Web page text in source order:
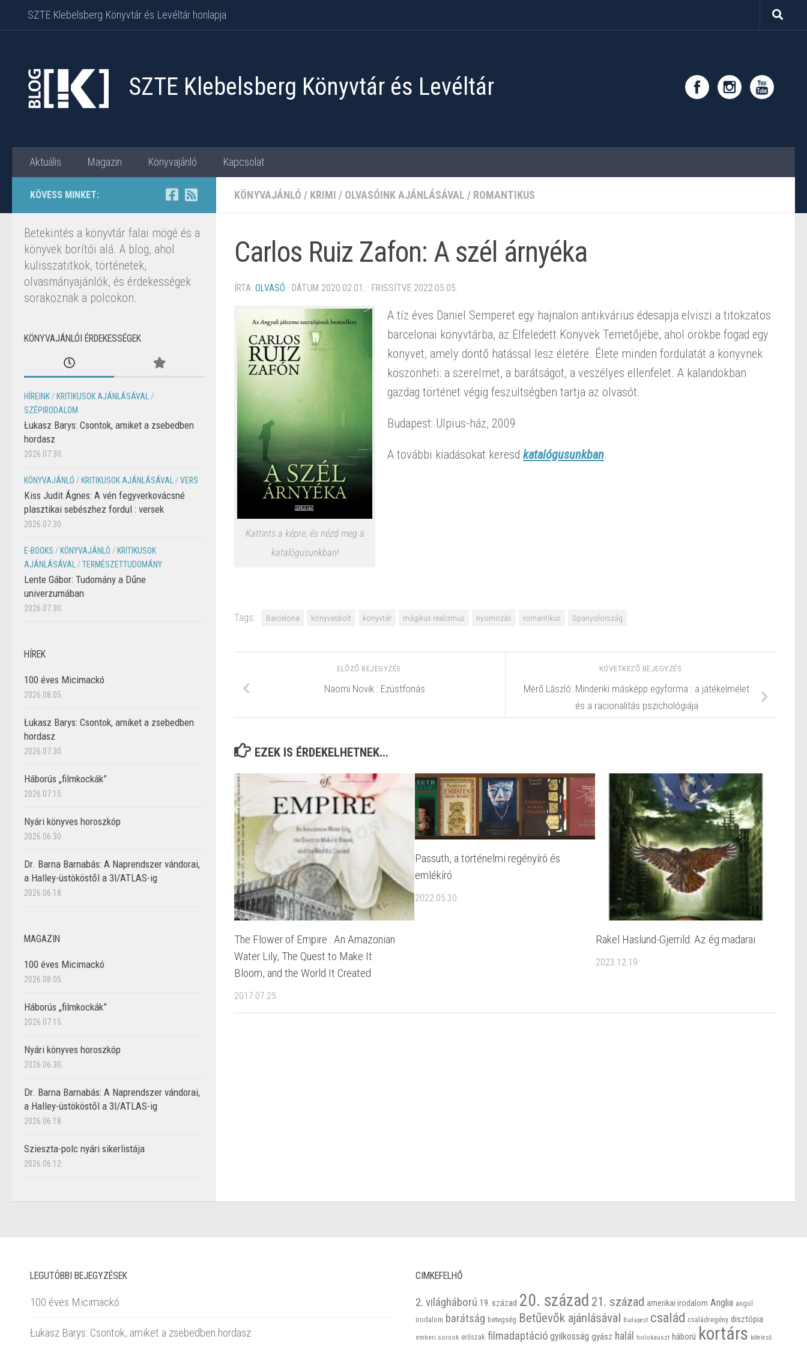
Skip to content
SZTE Klebelsberg Könyvtár és Levéltár honlapja
SZTE Klebelsberg Könyvtár és Levéltár
Aktuális Magazin Könyvajánló Kapcsolat
KÖNYVAJÁNLÓ / KRIMI / OLVASÓINK AJÁNLÁSÁVAL / ROMANTIKUS
Carlos Ruiz Zafon: A ​szél árnyéka
ÍRTA: OLVASÓ · DÁTUM 2020.02.01. · FRISSÍTVE 2022.05.05.
Kattints a képre, és nézd meg a
katalógusunkban!
A tíz éves Daniel Semperet egy hajnalon antikvárius édesapja elviszi a titokzatos
barcelonai könyvtárba, az Elfeledett Könyvek Temetőjébe, ahol örökbe fogad egy
könyvet, amely döntő hatással lesz életére. Élete minden fordulatát a könyvnek
köszönheti: a szerelmet, a barátságot, a veszélyes ellenfelet. A kalandokban
gazdag történet végig feszültségben tartja az olvasót.
Budapest: Ulpius-ház, 2009
A további kiadásokat keresd katalógusunkban.
Tags: Barcelona könyvesbolt könyvtár mágikus realizmus nyomozás romantikus Spanyolország
KÖVETKEZŐ BEJEGYZÉS
Mérő László: Mindenki másképp egyforma : a játékelmélet
és a racionalitás pszichológiája
ELŐZŐ BEJEGYZÉS
Naomi Novik : Ezüstfonás
EZEK IS ÉRDEKELHETNEK...
The Flower of Empire : An Amazonian
Water Lily, The Quest to Make It
Bloom, and the World It Created
2017.07.25.
Passuth, a történelmi regényíró és
emlékíró
2022.05.30.
Rakel Haslund-Gjerrild: Az ég madarai
2023.12.19.
KÖVESS MINKET:
Betekintés a könyvtár falai mögé és a
könyvek borítói alá. A blog, ahol
kulisszatitkok, történetek,
olvasmányajánlók, és érdekességek
sorakoznak a polcokon.
KÖNYVAJÁNLÓI ÉRDEKESSÉGEK
HÍREINK / KRITIKUSOK AJÁNLÁSÁVAL
/
SZÉPIRODALOM
Łukasz Barys: Csontok, amiket a zsebedben
hordasz
2026.07.30.
KÖNYVAJÁNLÓ / KRITIKUSOK AJÁNLÁSÁVAL /VERS
Kiss Judit Ágnes: A vén fegyverkovácsné
plasztikai sebészhez fordul : versek
2026.07.30.
E-BOOKS / KÖNYVAJÁNLÓ / KRITIKUSOK
AJÁNLÁSÁVAL
/TERMÉSZETTUDOMÁNY
Lente Gábor: Tudomány a Dűne
univerzumában
2026.07.30.
HÍREK
100 éves Micimackó
2026.08.05.
Łukasz Barys: Csontok, amiket a zsebedben
hordasz
2026.07.30.
Háborús „filmkockák”
2026.07.15.
Nyári könyves horoszkóp
2026.06.30.
Dr. Barna Barnabás: A Naprendszer vándorai,
a Halley-üstököstől a 3I/ATLAS-ig
2026.06.18.
MAGAZIN
100 éves Micimackó
2026.08.05.
Háborús „filmkockák”
2026.07.15.
Nyári könyves horoszkóp
2026.06.30.
Dr. Barna Barnabás: A Naprendszer vándorai,
a Halley-üstököstől a 3I/ATLAS-ig
2026.06.18.
Szieszta-polc nyári sikerlistája
2026.06.12.
LEGUTÓBBI BEJEGYZÉSEK
100 éves Micimackó
Łukasz Barys: Csontok, amiket a zsebedben hordasz
CIMKEFELHŐ
2. világháború 19. század 20. század 21. század amerikai irodalom Anglia angol
irodalom barátság betegség Betűevők ajánlásával Budapest család családregény disztópia
emberi sorsok erőszak filmadaptáció gyilkosság gyász halál holokauszt háború kortárs kötelező